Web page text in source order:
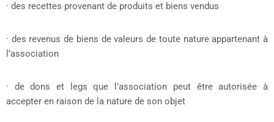
· des recettes provenant de produits et biens vendus
· des revenus de biens de valeurs de toute nature appartenant à
l’association
· de dons et legs que l’association peut être autorisée à
accepter en raison de la nature de son objet